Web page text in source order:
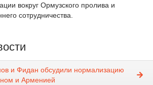
вокруг Ормузского пролива и
сотрудничества.
и Фидан обсудили нормализацию
и Арменией